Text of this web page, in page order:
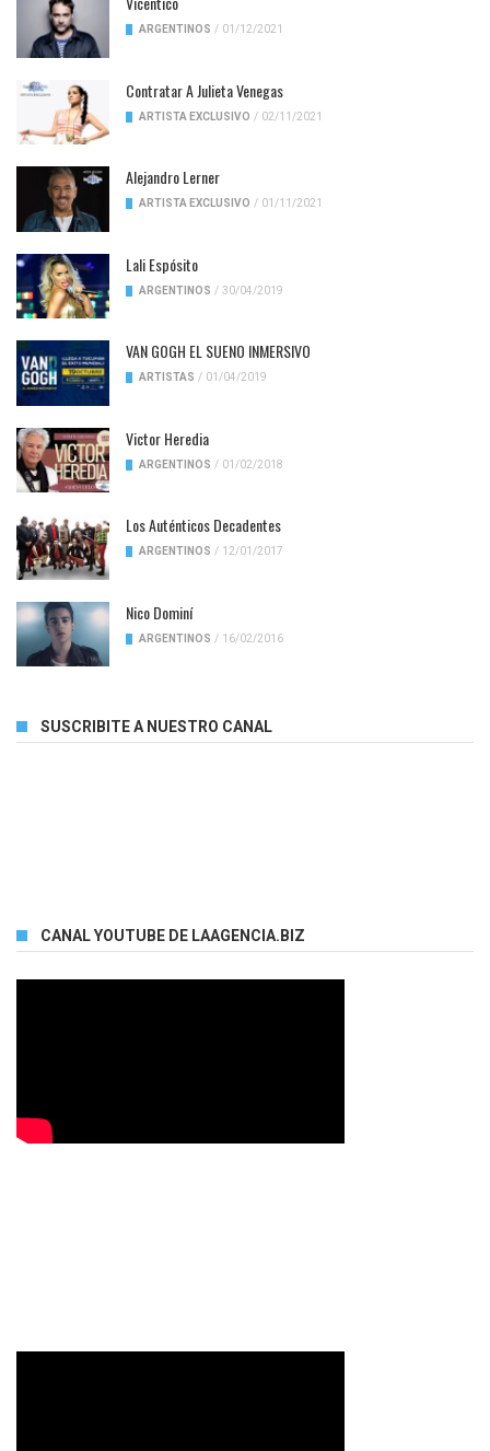
ARGENTINOS / 01/12/2021
Contratar A Julieta Venegas
ARTISTA EXCLUSIVO / 02/11/2021
Alejandro Lerner
ARTISTA EXCLUSIVO / 01/11/2021
Lali Espósito
ARGENTINOS / 30/04/2019
VAN GOGH EL SUENO INMERSIVO
ARTISTAS / 01/04/2019
Victor Heredia
ARGENTINOS / 01/02/2018
Los Auténticos Decadentes
ARGENTINOS / 12/01/2017
Nico Dominí
ARGENTINOS / 16/02/2016
SUSCRIBITE A NUESTRO CANAL
CANAL YOUTUBE DE LAAGENCIA.BIZ